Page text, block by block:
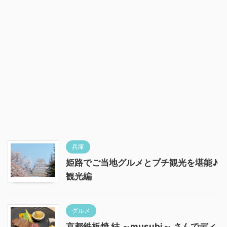
兵庫
姫路でご当地グルメとプチ観光を堪能♪
観光編
グルメ